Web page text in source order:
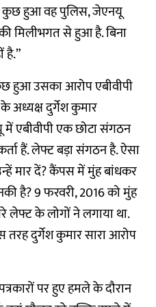
कुछ हुआ वह पुलिस, जेएनयू
मिलीभगत से हुआ है. बिना
है.”
हुआ उसका आरोप एबीवीपी
अध्यक्ष दुर्गेश कुमार
में एबीवीपी एक छोटा संगठन
हैं. लेफ्ट बड़ा संगठन है. ऐसा
मार दें? कैंपस में मुंह बांधकर
है? 9 फरवरी, 2016 को मुंह
लेफ्ट के लोगों ने लगाया था.
तरह दुर्गेश कुमार सारा आरोप
पर हुए हमले के दौरान